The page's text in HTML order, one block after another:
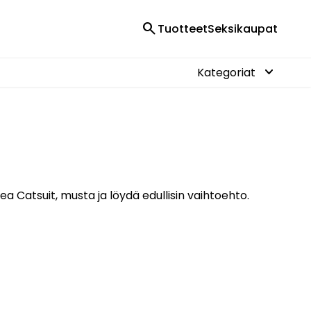
searchTuotteetSeksikaupat
Kategoriat keyboard_arrow_down
Catsuit, musta ja löydä edullisin vaihtoehto.